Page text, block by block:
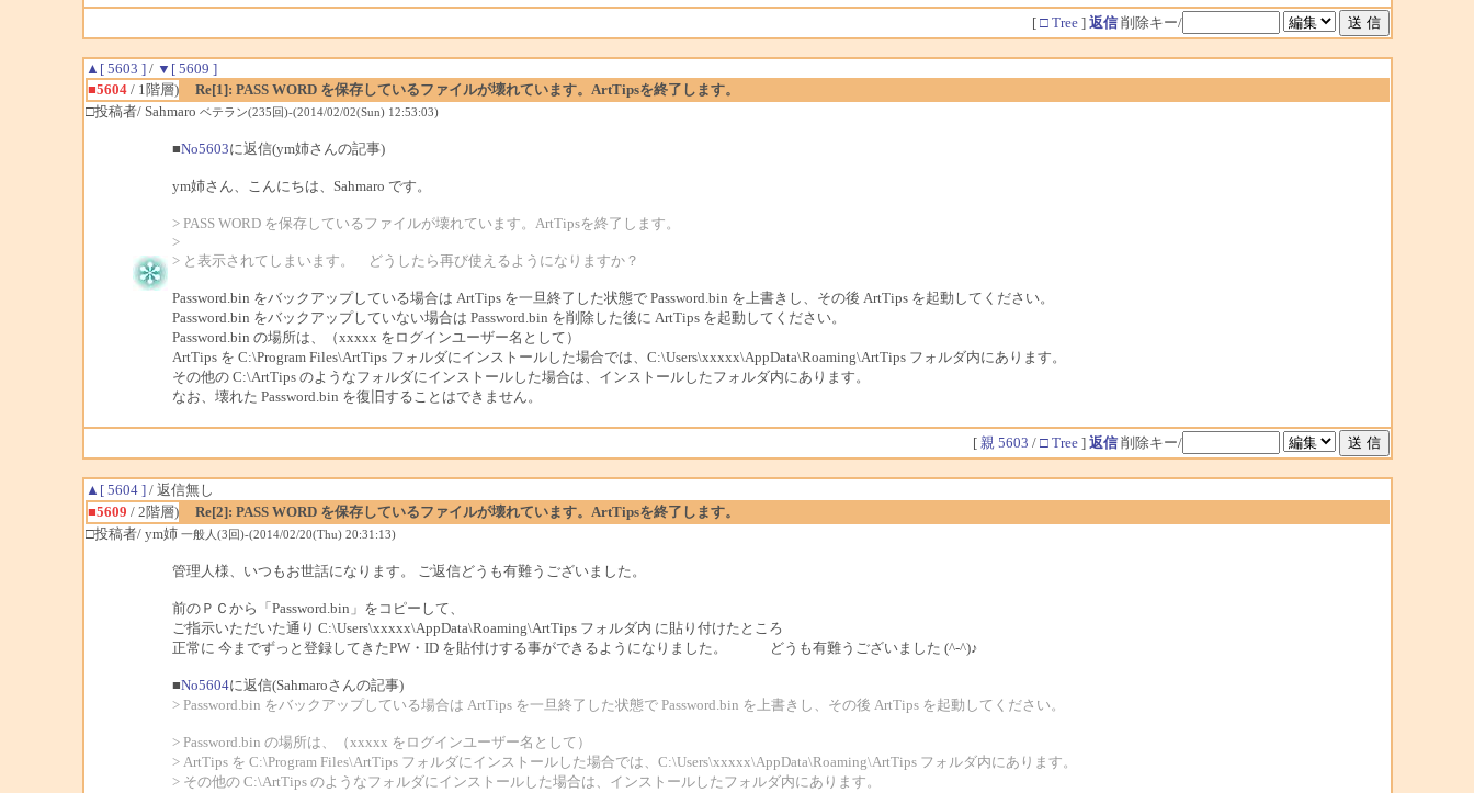
[ □ Tree] 返信 削除キー/
▲[ 5603 ]/ ▼[ 5609 ]
■5604/ 1階層)
Re[1]: PASS WORD を保存しているファイルが壊れています。ArtTipsを終了します。
□投稿者/ Sahmaro ベテラン(235回)-(2014/02/02(Sun) 12:53:03)
■No5603に返信(ym姉さんの記事)
ym姉さん、こんにちは、Sahmaro です。
> PASS WORD を保存しているファイルが壊れています。ArtTipsを終了します。
>
> と表示されてしまいます。 どうしたら再び使えるようになりますか？
Password.bin をバックアップしている場合は ArtTips を一旦終了した状態で Password.bin を上書きし、その後 ArtTips を起動してください。
Password.bin をバックアップしていない場合は Password.bin を削除した後に ArtTips を起動してください。
Password.bin の場所は、（xxxxx をログインユーザー名として）
ArtTips を C:\Program Files\ArtTips フォルダにインストールした場合では、C:\Users\xxxxx\AppData\Roaming\ArtTips フォルダ内にあります。
その他の C:\ArtTips のようなフォルダにインストールした場合は、インストールしたフォルダ内にあります。
なお、壊れた Password.bin を復旧することはできません。
[ 親 5603 / □ Tree] 返信 削除キー/
▲[ 5604 ]/ 返信無し
■5609 / 2階層)
Re[2]: PASS WORD を保存しているファイルが壊れています。ArtTipsを終了します。
□投稿者/ ym姉 一般人(3回)-(2014/02/20(Thu) 20:31:13)
管理人様、いつもお世話になります。 ご返信どうも有難うございました。
前のＰＣから「Password.bin」をコピーして、
ご指示いただいた通り C:\Users\xxxxx\AppData\Roaming\ArtTips フォルダ内 に貼り付けたところ
正常に 今までずっと登録してきたPW・ID を貼付けする事ができるようになりました。 どうも有難うございました (^-^)♪
■No5604に返信(Sahmaroさんの記事)
> Password.bin をバックアップしている場合は ArtTips を一旦終了した状態で Password.bin を上書きし、その後 ArtTips を起動してください。
> Password.bin の場所は、（xxxxx をログインユーザー名として）
> ArtTips を C:\Program Files\ArtTips フォルダにインストールした場合では、C:\Users\xxxxx\AppData\Roaming\ArtTips フォルダ内にあります。
> その他の C:\ArtTips のようなフォルダにインストールした場合は、インストールしたフォルダ内にあります。